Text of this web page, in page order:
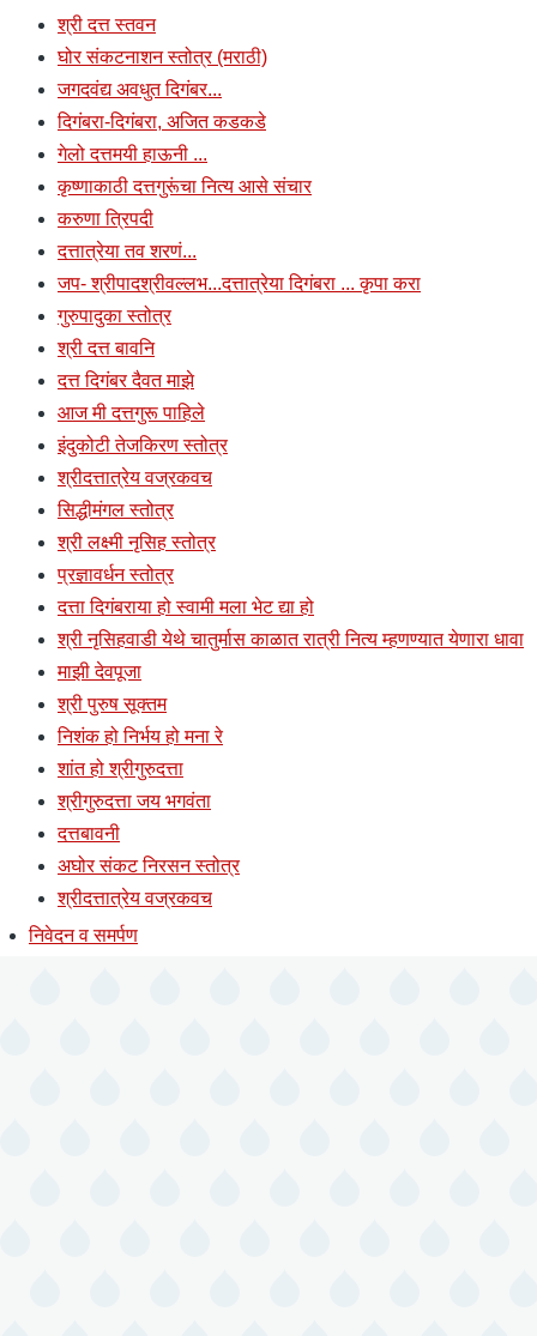
श्री दत्त स्तवन
घोर संकटनाशन स्तोत्र (मराठी)
जगदवंद्य अवधुत दिगंबर...
दिगंबरा-दिगंबरा, अजित कडकडे
गेलो दत्तमयी हाऊनी ...
कृष्णाकाठी दत्तगुरूंचा नित्य आसे संचार
करुणा त्रिपदी
दत्तात्रेया तव शरणं...
जप- श्रीपादश्रीवल्लभ...दत्तात्रेया दिगंबरा ... कृपा करा
गुरुपादुका स्तोत्र
श्री दत्त बावनि
दत्त दिगंबर दैवत माझे
आज मी दत्तगुरू पाहिले
इंदुकोटी तेजकिरण स्तोत्र
श्रीदत्तात्रेय वज्रकवच
सिद्धीमंगल स्तोत्र
श्री लक्ष्मी नृसिह स्तोत्र
प्रज्ञावर्धन स्तोत्र
दत्ता दिगंबराया हो स्वामी मला भेट द्या हो
श्री नृसिहवाडी येथे चातुर्मास काळात रात्री नित्य म्हणण्यात येणारा धावा
माझी देवपूजा
श्री पुरुष सूक्तम
निशंक हो निर्भय हो मना रे
शांत हो श्रीगुरुदत्ता
श्रीगुरुदत्ता जय भगवंता
दत्तबावनी
अघोर संकट निरसन स्तोत्र
श्रीदत्तात्रेय वज्रकवच
निवेदन व समर्पण